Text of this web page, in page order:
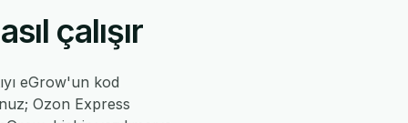
çalışır
eGrow'un kod
Ozon Express